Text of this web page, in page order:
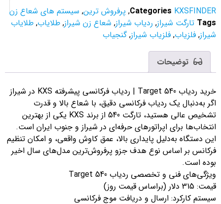
Categories KXSFINDER
, پرفروش ترین, سیستم های شعاع زن
Tags تارگت شیراز, ردیاب شیراز, شعاع زن شیراز, طلایاب, طلایاب
شیراز, فلزیاب, فلزیاب شیراز,گنجیاب
توضیحات
خرید ردیاب Target 540 | ردیاب فرکانسی پیشرفته KXS در شیراز
اگر به‌دنبال یک ردیاب فرکانسی دقیق، با شعاع بالا و قدرت
تشخیص عالی هستید، تارگت 540 از برند KXS یکی از بهترین
انتخاب‌ها برای اپراتورهای حرفه‌ای در شیراز و جنوب ایران است.
این دستگاه به‌دلیل پایداری بالا، عمق کاوش واقعی، و امکان تنظیم
فرکانس بر اساس نوع هدف جزو پرفروش‌ترین مدل‌های سال اخیر
بوده است.
ویژگی‌های فنی و تخصصی ردیاب Target 540
قیمت: 315 دلار (براساس قیمت روز)
سیستم کارکرد: ارسال و دریافت موج فرکانسی